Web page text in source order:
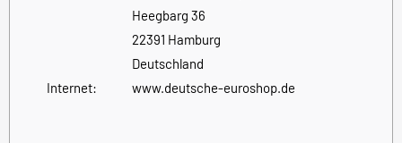
Heegbarg 36
22391 Hamburg
Deutschland
Internet:
www.deutsche-euroshop.de